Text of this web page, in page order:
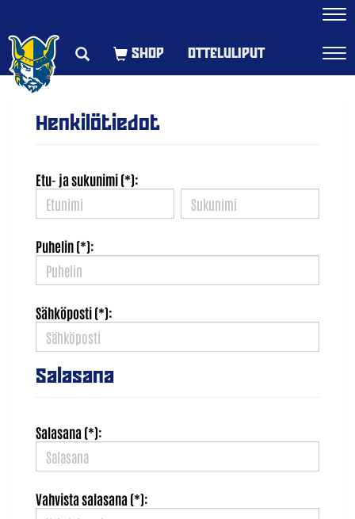
OTTELULIPUT
Henkilötiedot
Etu- ja sukunimi (*):
Puhelin (*):
Sähköposti (*):
Salasana
Salasana (*):
Vahvista salasana (*):